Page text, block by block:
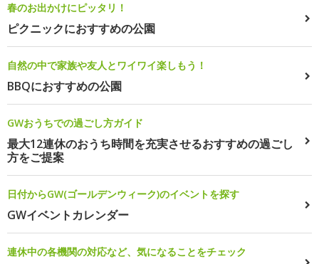
春のお出かけにピッタリ！
ピクニックにおすすめの公園
自然の中で家族や友人とワイワイ楽しもう！
BBQにおすすめの公園
GWおうちでの過ごし方ガイド
最大12連休のおうち時間を充実させるおすすめの過ごし
方をご提案
日付からGW(ゴールデンウィーク)のイベントを探す
GWイベントカレンダー
連休中の各機関の対応など、気になることをチェック